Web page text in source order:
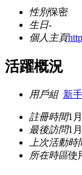
性別保密
生日-
個人主頁
活躍概況
用戶組 新
註冊時間1
最後訪問1
上次活動時
所在時區使